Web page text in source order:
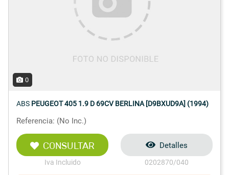
0
ABS PEUGEOT 405 1.9 D 69CV BERLINA [D9BXUD9A] (1994)
Referencia: (No Inc.)
CONSULTAR
Iva Incluido
Detalles
0202870/040